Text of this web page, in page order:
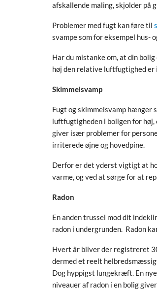
afskallende maling, skjolder på
Problemer med fugt kan føre til
svampe som for eksempel hus-
Har du mistanke om, at din
høj den relative luftfugtighed er
Skimmelsvamp
Fugt og skimmelsvamp hænger
luftfugtigheden i boligen for
giver især problemer for
irriterede øjne og hovedpine.
Derfor er det yderst vigtigt at
varme, og ved at sørge for at
Radon
En anden trussel mod dit
radon i undergrunden. Radon
Hvert år bliver der registreret
dermed et reelt
Dog hyppigst lungekræft. En
niveauer af radon i en bolig